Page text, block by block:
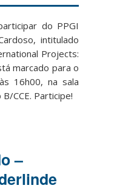
do PPGI
intitulado
Projects:
marcado para o
16h00, na sala
CCE. Participe!
–